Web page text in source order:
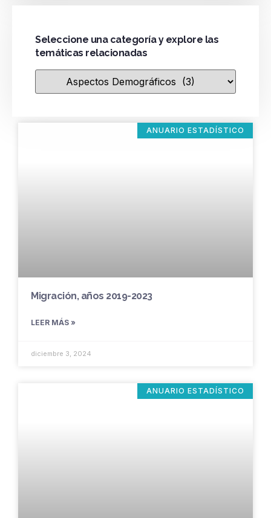
Seleccione una categoría y explore las
temáticas relacionadas
ANUARIO ESTADÍSTICO
Migración, años 2019-2023
LEER MÁS »
diciembre 3, 2024
ANUARIO ESTADÍSTICO